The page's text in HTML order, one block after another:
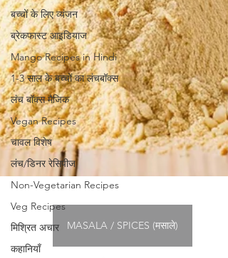
बच्चों के लिए व्यंजन
ब्रेकफास्ट आइडियाज
Mango Recipes in Hindi
1-3 साल के बच्चों का लंचबॉक्स
लंच बॉक्स मैजिक
Vegan Recipes
चावल विशेष
लंच/डिनर रेसिपीज
Non-Vegetarian Recipes
Veg Recipes
मिश्रित अचार
कहानियाँ